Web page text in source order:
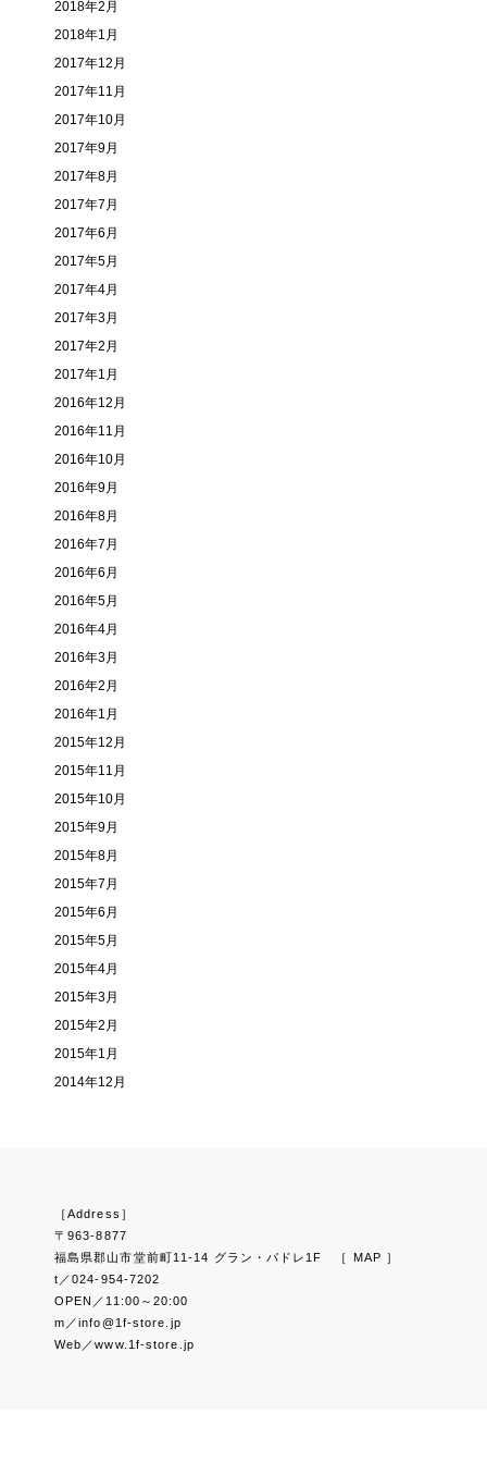
2018年2月
2018年1月
2017年12月
2017年11月
2017年10月
2017年9月
2017年8月
2017年7月
2017年6月
2017年5月
2017年4月
2017年3月
2017年2月
2017年1月
2016年12月
2016年11月
2016年10月
2016年9月
2016年8月
2016年7月
2016年6月
2016年5月
2016年4月
2016年3月
2016年2月
2016年1月
2015年12月
2015年11月
2015年10月
2015年9月
2015年8月
2015年7月
2015年6月
2015年5月
2015年4月
2015年3月
2015年2月
2015年1月
2014年12月
［Address］
〒963-8877
福島県郡山市堂前町11-14 グラン・パドレ1F
［ MAP ］
t／024-954-7202
OPEN／11:00～20:00
m／info@1f-store.jp
Web／www.1f-store.jp